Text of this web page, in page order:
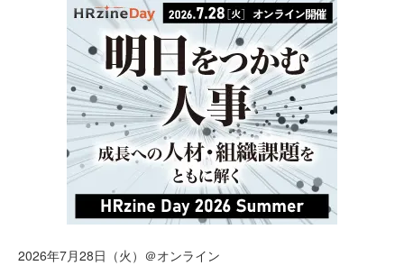
2026年7月28日（火）＠オンライン